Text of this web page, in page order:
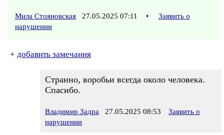
Мила Стояновская 27.05.2025 07:11 •
Заявить о
нарушении
+ добавить замечания
Странно, воробьи всегда около человека.
Спасибо.
Владимир Задра 27.05.2025 08:53
Заявить о
нарушении